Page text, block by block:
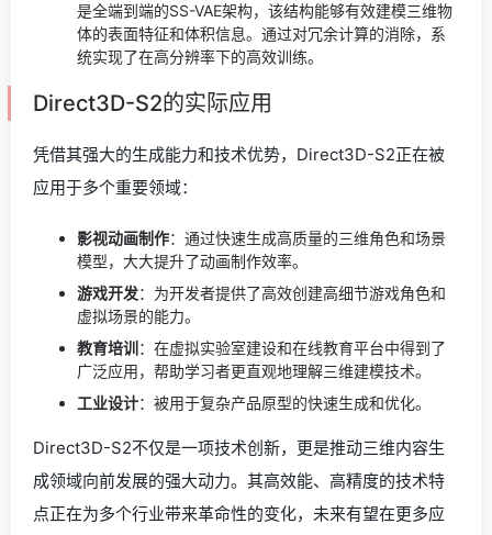
是全端到端的SS-VAE架构，该结构能够有效建模三维物
体的表面特征和体积信息。通过对冗余计算的消除，系
统实现了在高分辨率下的高效训练。
Direct3D-S2的实际应用
凭借其强大的生成能力和技术优势，Direct3D-S2正在被
应用于多个重要领域：
影视动画制作：通过快速生成高质量的三维角色和场景
模型，大大提升了动画制作效率。
游戏开发：为开发者提供了高效创建高细节游戏角色和
虚拟场景的能力。
教育培训 ：在虚拟实验室建设和在线教育平台中得到了
广泛应用，帮助学习者更直观地理解三维建模技术。
工业设计：被用于复杂产品原型的快速生成和优化。
Direct3D-S2不仅是一项技术创新，更是推动三维内容生
成领域向前发展的强大动力。其高效能、高精度的技术特
点正在为多个行业带来革命性的变化，未来有望在更多应